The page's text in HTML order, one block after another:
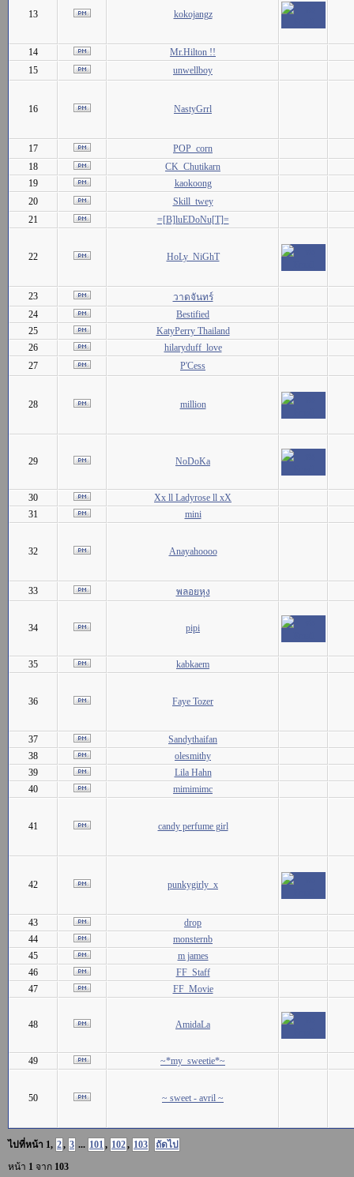
13 kokojangz
14
Mr.Hilton !!
15
unwellboy
16 NastyGrrl
17
POP_corn
18
CK_Chutikarn
19
kaokoong
20
Skill_twey
21
=[B]luEDoNu[T]=
22 HoLy_NiGhT
23
วาดจันทร์
24
Bestified
25
KatyPerry Thailand
26
hilaryduff_love
27
P'Cess
28 million
29 NoDoKa
30
Xx ll Ladyrose ll xX
31
mini
32 Anayahoooo
33 พลอยหุง
34 pipi
35 kabkaem
36 Faye Tozer
37
Sandythaifan
38
olesmithy
39
Lila Hahn
40
mimimimc
41 candy perfume girl
42 punkygirly_x
43
drop
44
monsternb
45
m james
46
FF_Staff
47
FF_Movie
48 AmidaLa
49 ~*my_sweetie*~
50 ~ sweet - avril ~
ไปที่หน้า 1, 2, 3 ... 101, 102, 103
ถัดไป
หน้า 1 จาก 103